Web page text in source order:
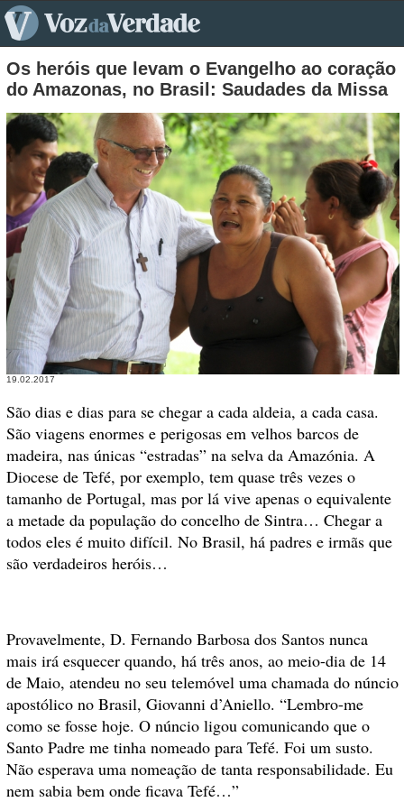
Os heróis que levam o Evangelho ao coração
do Amazonas, no Brasil: Saudades da Missa
19.02.2017
São dias e dias para se chegar a cada aldeia, a cada casa.
São viagens enormes e perigosas em velhos barcos de
madeira, nas únicas “estradas” na selva da Amazónia. A
Diocese de Tefé, por exemplo, tem quase três vezes o
tamanho de Portugal, mas por lá vive apenas o equivalente
a metade da população do concelho de Sintra… Chegar a
todos eles é muito difícil. No Brasil, há padres e irmãs que
são verdadeiros heróis…
Provavelmente, D. Fernando Barbosa dos Santos nunca
mais irá esquecer quando, há três anos, ao meio-dia de 14
de Maio, atendeu no seu telemóvel uma chamada do núncio
apostólico no Brasil, Giovanni d’Aniello. “Lembro-me
como se fosse hoje. O núncio ligou comunicando que o
Santo Padre me tinha nomeado para Tefé. Foi um susto.
Não esperava uma nomeação de tanta responsabilidade. Eu
nem sabia bem onde ficava Tefé…”